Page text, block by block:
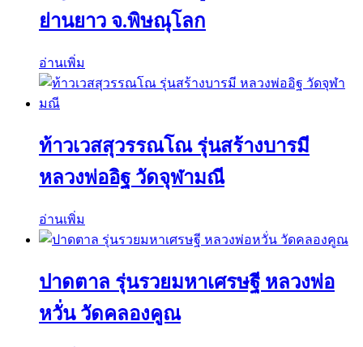
ย่านยาว จ.พิษณุโลก
อ่านเพิ่ม
ท้าวเวสสุวรรณโณ รุ่นสร้างบารมี
หลวงพ่ออิฐ วัดจุฬามณี
อ่านเพิ่ม
ปาดตาล รุ่นรวยมหาเศรษฐี หลวงพ่อ
หวั่น วัดคลองคูณ